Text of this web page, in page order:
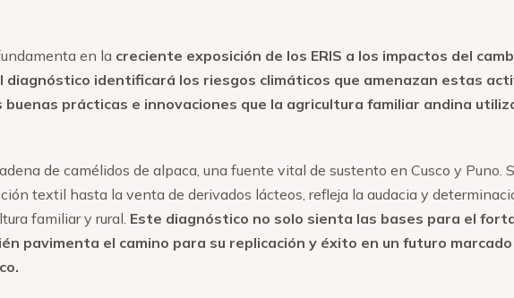
en la creciente exposición de los ERIS a los impactos del
diagnóstico identificará los riesgos climáticos que amenazan estas
buenas prácticas e innovaciones que la agricultura familiar andina
de camélidos de alpaca, una fuente vital de sustento en Cusco y Puno.
textil hasta la venta de derivados lácteos, refleja la audacia y
familiar y rural. Este diagnóstico no solo sienta las bases para el
pavimenta el camino para su replicación y éxito en un futuro